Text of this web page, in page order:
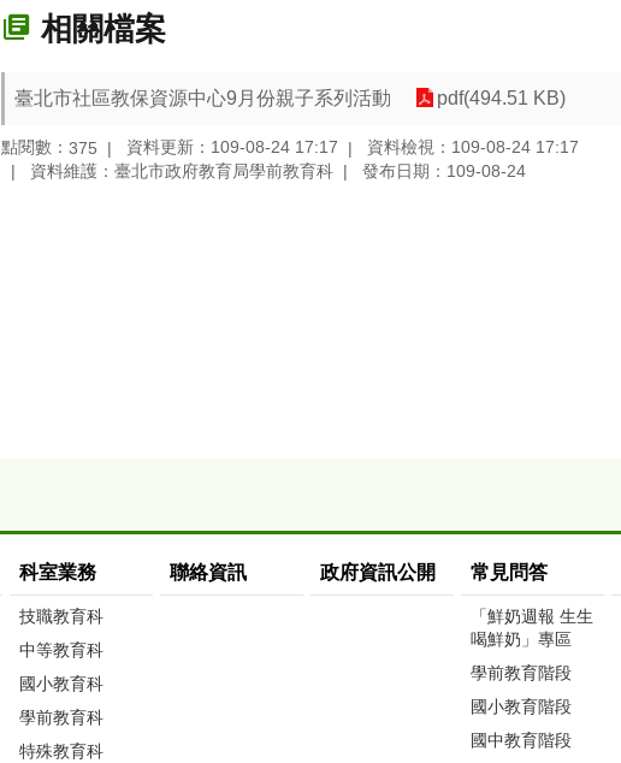
相關檔案
臺北市社區教保資源中心9月份親子系列活動 pdf(494.51 KB)
點閱數： 375 資料更新：109-08-24 17:17
資料檢視：109-08-24 17:17
資料維護：臺北市政府教育局學前教育科
發布日期：109-08-24
科室業務
技職教育科
中等教育科
國小教育科
學前教育科
特殊教育科
聯絡資訊 政府資訊公開 常見問答
「鮮奶週報 生生
喝鮮奶」專區
學前教育階段
國小教育階段
國中教育階段